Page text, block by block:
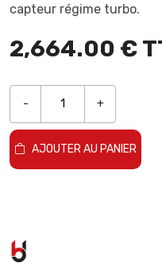
capteur régime turbo.
2,664.00 €
- +
AJOUTER AU PANIER